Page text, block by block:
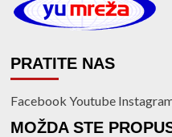
PRATITE NAS
Facebook Youtube
MOŽDA STE